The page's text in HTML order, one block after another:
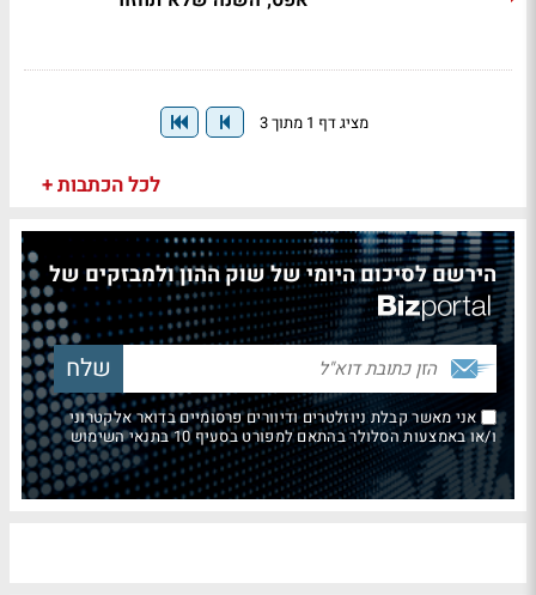
מציג דף 1 מתוך 3
לכל הכתבות +
הירשם לסיכום היומי של שוק ההון ולמבזקים של
אני מאשר קבלת ניוזלטרים ודיוורים פרסומיים בדואר אלקטרוני
ו/או באמצעות הסלולר בהתאם למפורט בסעיף 10 בתנאי השימוש